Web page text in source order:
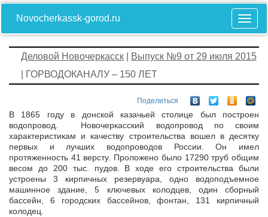
Novocherkassk-gorod.ru
Деловой Новочеркасск
Выпуск №9 от 29 июля 2015
| ГОРВОДОКАНАЛУ – 150 ЛЕТ
Поделиться
В 1865 году в донской казачьей столице был построен
водопровод. Новочеркасский водопровод по своим
характеристикам и качеству строительства вошел в десятку
первых и лучших водопроводов России. Он имел
протяженность 41 версту. Проложено было 17290 труб общим
весом до 200 тыс. пудов. В ходе его строительства были
устроены 3 кирпичных резервуара, одно водоподъемное
машинное здание, 5 ключевых колодцев, один сборный
бассейн, 6 городских бассейнов, фонтан, 131 кирпичный
колодец.